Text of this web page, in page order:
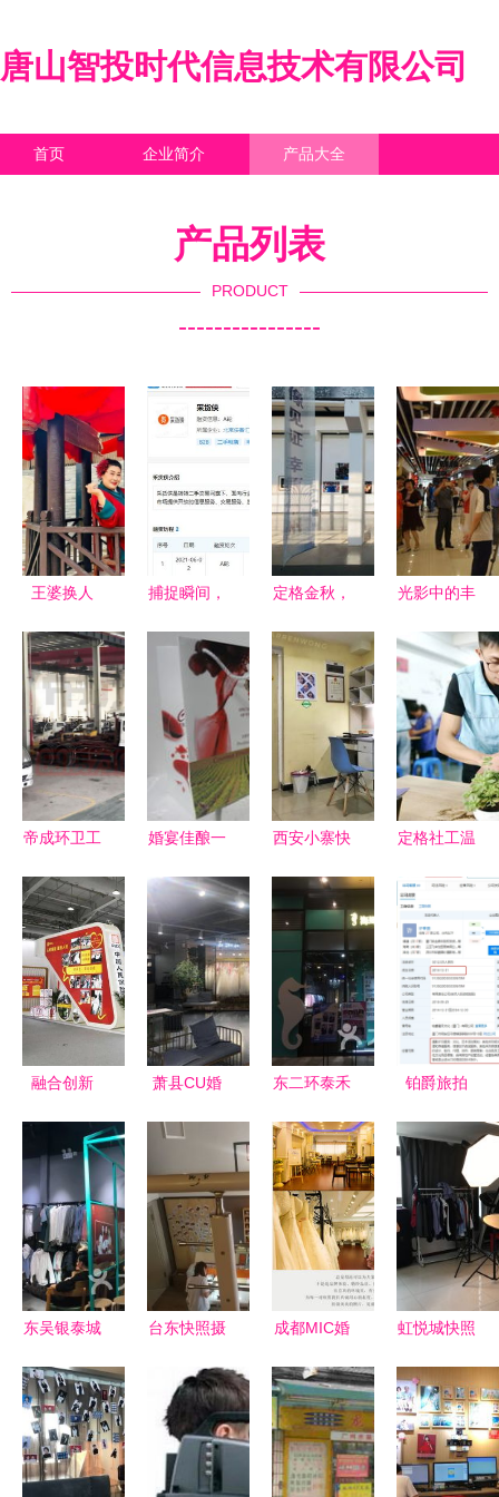
唐山智投时代信息技术有限公司
首页 企业简介 产品大全
产品列表
PRODUCT
----------------
王婆换人
务的转型与
新生
捕捉瞬间，
专业摄影扩
印服务全解
析
定格金秋，
摄影扩印，
让美好从指
永恒驻足
光影中的丰
阴大桥服务
区2018年
靖江市品牌
农产品展销
节纪实
帝成环卫工
以镜头镌刻
工业文明，
用影像传递
责任温度
婚宴佳酿一
州婚庆用酒
服务全攻略
西安小寨快
指南 价
营业时间与
服务体验
定格社工温
务瞬间——
首期摄影扩
印服务展能
活动正式启
动
融合创新
摄影扩印服
务在服贸会
上的协同绽
放
萧县CU婚
摄影与扩印
服务，定格
美好瞬间
东二环泰禾
购指南 价
格、地址与
营业时间全
解析
铂爵旅拍
亿”风波 摄
影服务争议
背后，控股
企业劳动纠
纷阴影浮现
东吴银泰城
购 湖州生
活服务与摄
影扩印指南
台东快照摄
价格、地址
与营业时间
全解析
成都MIC婚
馆 一站式
纯内景婚纱
照与婚礼服
虹悦城快照
攻略 南京
生活服务中
的高性价比